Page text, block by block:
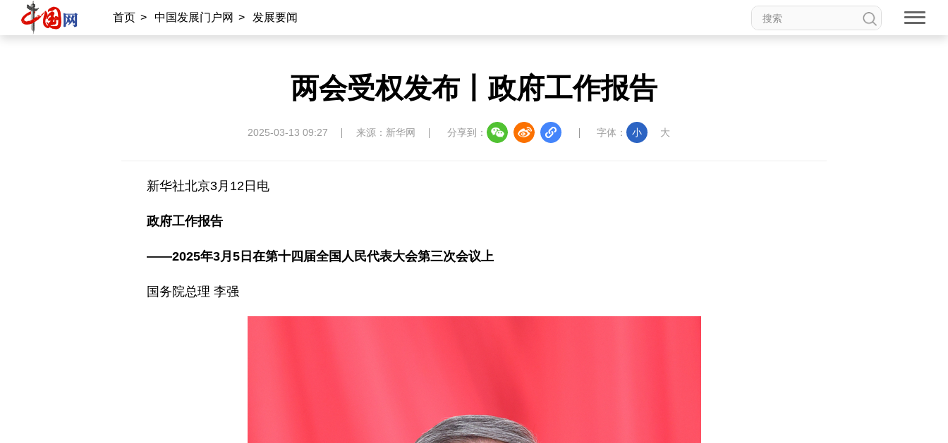
首页 > 中国发展门户网 > 发展要闻
两会受权发布丨政府工作报告
2025-03-13 09:27 来源：新华网 分享到： 字体： 小 大
新华社北京3月12日电
政府工作报告
——2025年3月5日在第十四届全国人民代表大会第三次会议上
国务院总理 李强